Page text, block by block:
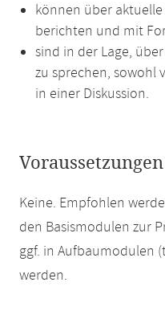
können über
berichten und mit
sind in der Lage,
zu sprechen, sowohl
in einer Diskussion.
Voraussetzungen
Keine. Empfohlen
den Basismodulen zur
ggf. in Aufbaumodulen
werden.